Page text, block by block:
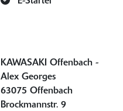
KAWASAKI Offenbach -
Alex Georges
63075 Offenbach
Brockmannstr. 9